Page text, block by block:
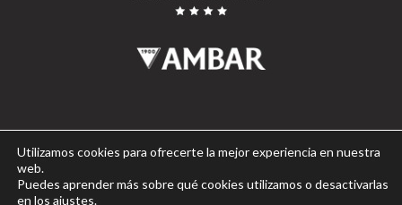
Política de cookies
Política de privacidad
Utilizamos cookies para ofrecerte la mejor experiencia en nuestra
web.
Puedes aprender más sobre qué cookies utilizamos o desactivarlas
en los ajustes.